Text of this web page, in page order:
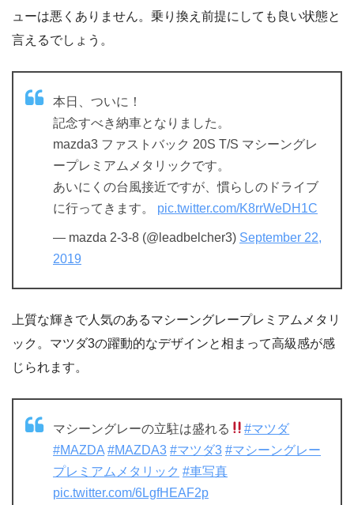
ューは悪くありません。乗り換え前提にしても良い状態と
言えるでしょう。
本日、ついに！
記念すべき納車となりました。
mazda3 ファストバック 20S T/S マシーングレ
ープレミアムメタリックです。
あいにくの台風接近ですが、慣らしのドライブ
に行ってきます。 pic.twitter.com/K8rrWeDH1C
— mazda 2-3-8 (@leadbelcher3) September 22,
2019
上質な輝きで人気のあるマシーングレープレミアムメタリ
ック。マツダ3の躍動的なデザインと相まって高級感が感
じられます。
マシーングレーの立駐は盛れる
#マツダ
#MAZDA #MAZDA3 #マツダ3 #マシーングレー
プレミアムメタリック #車写真
pic.twitter.com/6LgfHEAF2p